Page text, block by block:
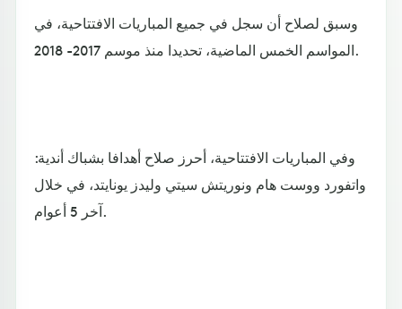
وسبق لصلاح أن سجل في جميع المباريات الافتتاحية، في
المواسم الخمس الماضية، تحديدا منذ موسم 2017- 2018.
وفي المباريات الافتتاحية، أحرز صلاح أهدافا بشباك أندية:
واتفورد ووست هام ونوريتش سيتي وليدز يونايتد، في خلال
آخر 5 أعوام.